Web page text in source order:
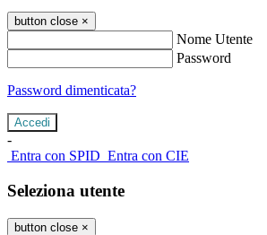
button close ×
Nome Utente
Password
Password dimenticata?
-
Entra con SPID Entra con CIE
Seleziona utente
button close ×